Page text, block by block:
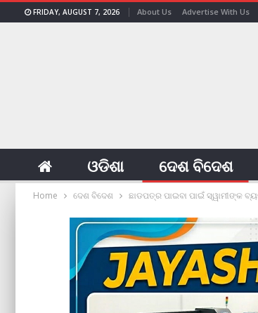
FRIDAY, AUGUST 7, 2026 About Us Advertise With Us
ଓଡିଶା ଦେଶ ବିଦେଶ
Home ଦେଶ ବିଦେଶ ଛାଡପତ୍ର ପାଇବା ପାଇଁ ସ୍ୱାମୀଙ୍କ